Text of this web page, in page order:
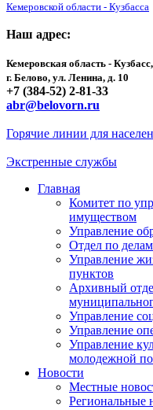
Кемеровской области - Кузбасса
Наш адрес:
Кемеровская область - Кузбасс,
г. Белово, ул. Ленина, д. 10
+7 (384-52) 2-81-33
abr@belovorn.ru
Горячие линии для
Экстренные службы
Главная
Комитет по
имуществом
Управление
Отдел по
Управление
пунктов
Архивный
Управление
Управление
Управление
молодежной
Новости
Местные
Региональные